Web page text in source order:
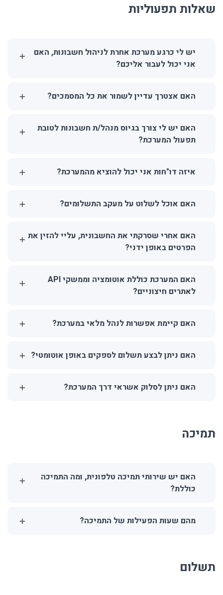
שאלות תפעוליות
יש לי כרגע מערכת אחרת לניהול חשבונות, האם
אני יכול לעבור אליכם?
האם אצטרך עדיין לשמור את כל המסמכים?
האם יש לי צורך בגיוס מנהל/ת חשבונות לטובת
תפעול המערכת?
איזה דו"חות אני יכול להוציא מהמערכת?
האם אוכל לשלוט על מעקב התשלומים?
האם אחרי שסרקתי את החשבונית, עליי להזין את
הפרטים באופן ידני?
האם המערכת כוללת אוטומציה וממשקי API
לאתרים חיצוניים?
האם קיימת אפשרות לנהל מלאי במערכת?
האם ניתן לבצע תשלום לספקים באופן אוטומטי?
האם ניתן לסלוק אשראי דרך המערכת?
תמיכה
האם יש שירותי תמיכה טלפונית, ומה התמיכה
כוללת?
מהם שעות הפעילות של התמיכה?
תשלום